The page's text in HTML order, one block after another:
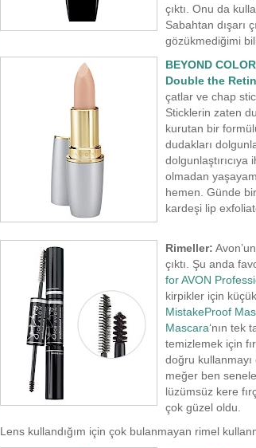
çıktı. Onu da
Sabahtan dışarı
gözükmediğimi
BEYOND
Double the
çatlar ve chap
Sticklerin zaten
kurutan bir
dudakları
dolgunlaştırıcıya
olmadan
hemen. Günde
kardeşi lip
Rimeller:
çıktı. Şu anda
for AVON
kirpikler için
MistakeProof
Mascara‘nın tek
temizlemek için
doğru
meğer ben
lüzümsüz kere
çok güzel oldu.
Lens kullandığım için çok bulanmayan rimel